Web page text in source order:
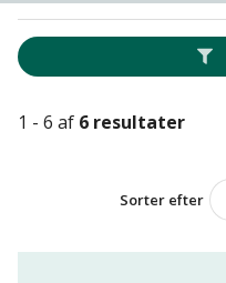
1 - 6 af 6 resultater
Sorter efter